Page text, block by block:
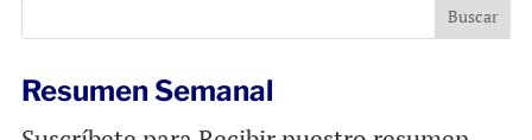
Resumen Semanal